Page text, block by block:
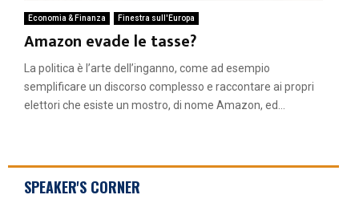
Economia & Finanza Finestra sull'Europa
Amazon evade le tasse?
La politica è l’arte dell’inganno, come ad esempio
semplificare un discorso complesso e raccontare ai propri
elettori che esiste un mostro, di nome Amazon, ed...
SPEAKER'S CORNER